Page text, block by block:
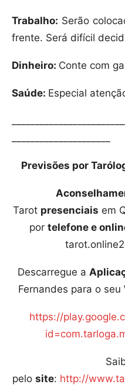
Trabalho: Serão
frente. Será difícil
Dinheiro: Conte com
Saúde: Especial
Previsões por
Tarot presenciais em
por telefone e
Descarregue a
Fernandes para o seu
https://
pelo site: http://